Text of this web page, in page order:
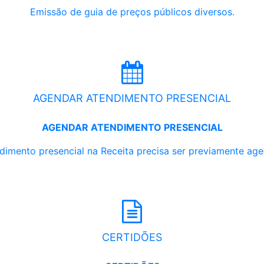
Emissão de guia de preços públicos diversos.
AGENDAR ATENDIMENTO PRESENCIAL
AGENDAR ATENDIMENTO PRESENCIAL
presencial na Receita precisa ser previamente
CERTIDÕES